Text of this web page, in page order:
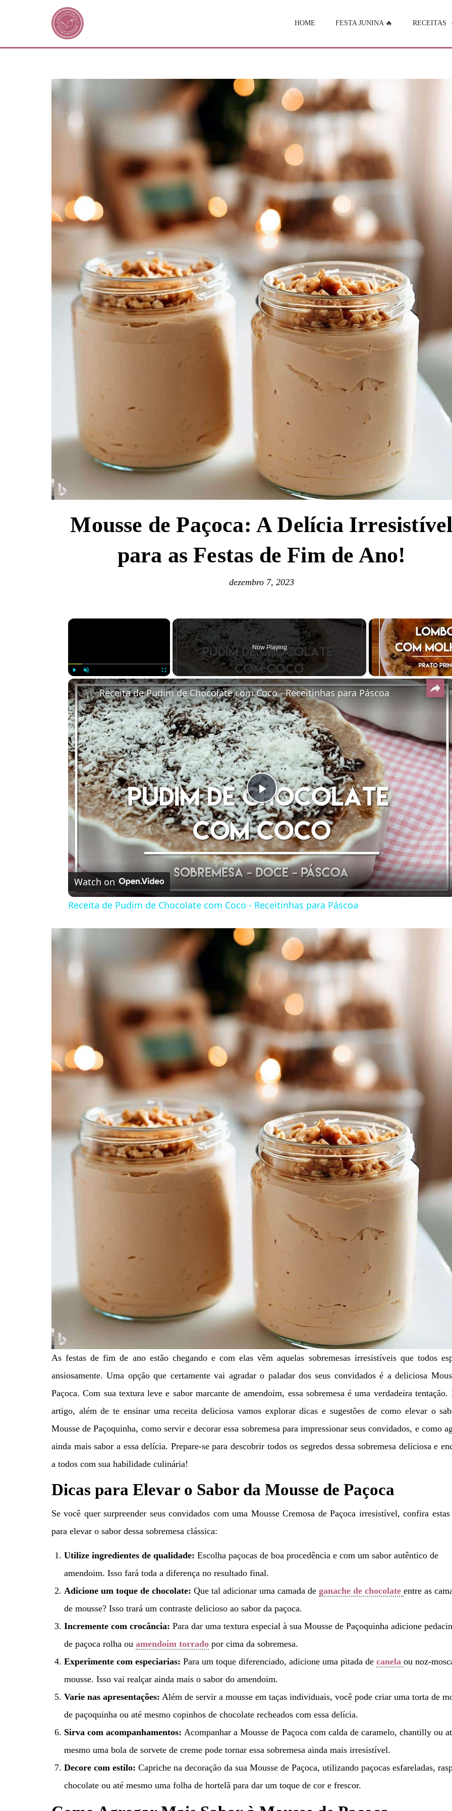
HOME FESTA JUNINA 🔥 RECEITAS
Mousse de Paçoca: A Delícia
para as Festas de Fim de Ano!
dezembro 7, 2023
×
Play Unmute Fullscreen
Now Playing
×
Play
Video
Receita de Pudim de Chocolate com Coco - Receitinhas para Páscoa
Watch on
Receita de Pudim de Chocolate com Coco - Receitinhas para Páscoa
As festas de fim de ano estão chegando e com elas vêm aquelas sobremesas irresistíveis que todos
ansiosamente. Uma opção que certamente vai agradar o paladar dos seus convidados é a deliciosa
Paçoca. Com sua textura leve e sabor marcante de amendoim, essa sobremesa é uma verdadeira tentação.
artigo, além de te ensinar uma receita deliciosa vamos explorar dicas e sugestões de como elevar o
Mousse de Paçoquinha, como servir e decorar essa sobremesa para impressionar seus convidados, e como
ainda mais sabor a essa delícia. Prepare-se para descobrir todos os segredos dessa sobremesa deliciosa e
a todos com sua habilidade culinária!
Dicas para Elevar o Sabor da Mousse de Paçoca
Se você quer surpreender seus convidados com uma Mousse Cremosa de Paçoca irresistível, confira estas
para elevar o sabor dessa sobremesa clássica:
Utilize ingredientes de qualidade: Escolha paçocas de boa procedência e com um sabor autêntico de
amendoim. Isso fará toda a diferença no resultado final.
Adicione um toque de chocolate: Que tal adicionar uma camada de ganache de chocolate entre as
de mousse? Isso trará um contraste delicioso ao sabor da paçoca.
Incremente com crocância: Para dar uma textura especial à sua Mousse de Paçoquinha adicione
de paçoca rolha ou amendoim torrado por cima da sobremesa.
Experimente com especiarias: Para um toque diferenciado, adicione uma pitada de canela ou noz-
mousse. Isso vai realçar ainda mais o sabor do amendoim.
Varie nas apresentações: Além de servir a mousse em taças individuais, você pode criar uma torta de
de paçoquinha ou até mesmo copinhos de chocolate recheados com essa delícia.
Sirva com acompanhamentos: Acompanhar a Mousse de Paçoca com calda de caramelo, chantilly ou
mesmo uma bola de sorvete de creme pode tornar essa sobremesa ainda mais irresistível.
Decore com estilo: Capriche na decoração da sua Mousse de Paçoca, utilizando paçocas esfareladas,
chocolate ou até mesmo uma folha de hortelã para dar um toque de cor e frescor.